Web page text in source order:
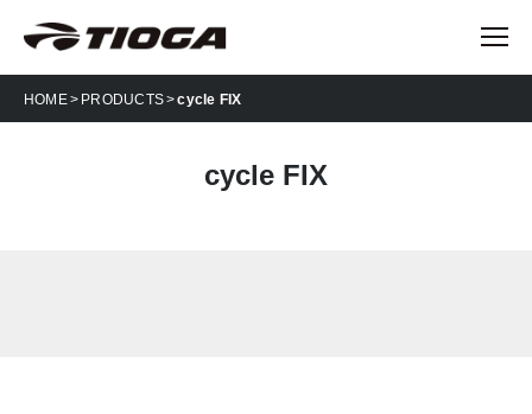
HOME PRODUCTS cycle FIX
cycle FIX